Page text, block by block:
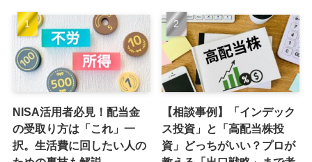
ETF銘柄リスト（東証マネ部！）
J-REIT利回り一覧（JAPAN-REIT.COM）
日経平均日次サマリー（日経の指数公式サイト）
人気記事